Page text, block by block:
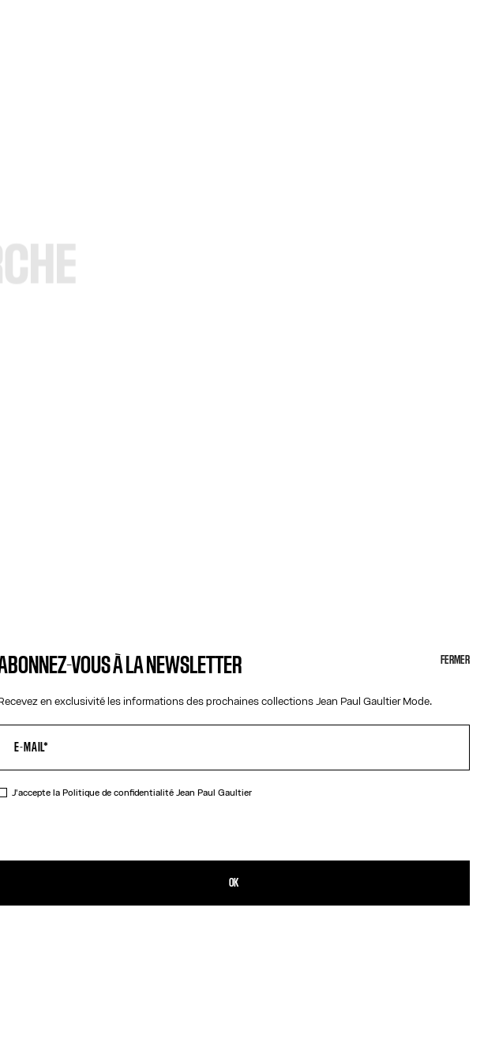
VOUS À LA NEWSLETTER
en exclusivité les informations des prochaines collections Jean Paul Gaultier Mode.
J'accepte laPolitique de confidentialité Jean Paul Gaultier
OK
FERMER